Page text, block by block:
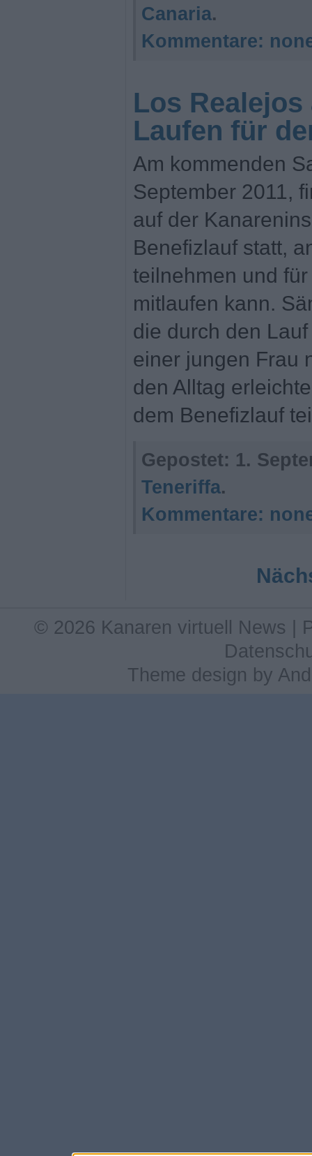
Canaria.
Kommentare:
Los Realejos
Laufen für
Am kommenden
September 2011,
auf der
Benefizlauf statt,
teilnehmen und
mitlaufen kann.
die durch den
einer jungen Frau
den Alltag
dem Benefizlauf
Gepostet: 1.
Teneriffa.
Kommentare:
© 2026 Kanaren virtuell News |
Theme design by